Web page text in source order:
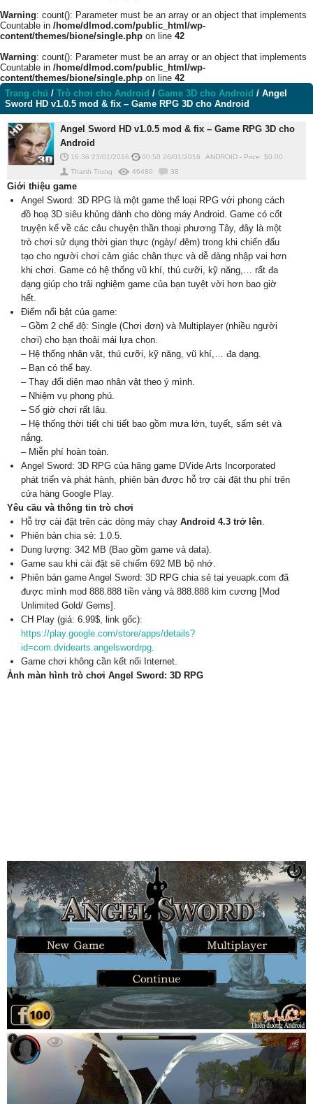
Warning: count(): Parameter must be an array or an object that implements
Countable in /home/dlmod.com/public_html/wp-
content/themes/bione/single.php on line 42
Warning: count(): Parameter must be an array or an object that implements
Countable in /home/dlmod.com/public_html/wp-
content/themes/bione/single.php on line 42
Trang chủ / Trò chơi cho Android / Game 3D cho Android / Angel
Sword HD v1.0.5 mod & fix – Game RPG 3D cho Android
Angel Sword HD v1.0.5 mod & fix – Game RPG 3D cho
Android
16:36 23/01/2016 00:50 26/01/2016 ANDROID - Price: $0.00
Thanh Trung
46480 38
Giới thiệu game
Angel Sword: 3D RPG là một game thể loại RPG với phong cách
đồ hoạ 3D siêu khủng dành cho dòng máy Android. Game có cốt
truyện kể về các câu chuyện thần thoại phương Tây, đây là một
trò chơi sử dụng thời gian thực (ngày/ đêm) trong khi chiến đấu
tạo cho người chơi cảm giác chân thực và dễ dàng nhập vai hơn
khi chơi. Game có hệ thống vũ khí, thú cưỡi, kỹ năng,… rất đa
dạng giúp cho trải nghiệm game của bạn tuyệt vời hơn bao giờ
hết.
Điểm nổi bật của game:
– Gồm 2 chế độ: Single (Chơi đơn) và Multiplayer (nhiều người
chơi) cho bạn thoải mái lựa chọn.
– Hệ thống nhân vật, thú cưỡi, kỹ năng, vũ khí,… đa dạng.
– Bạn có thể bay.
– Thay đổi diện mạo nhân vật theo ý mình.
– Nhiệm vụ phong phú.
– Số giờ chơi rất lâu.
– Hệ thống thời tiết chi tiết bao gồm mưa lớn, tuyết, sấm sét và
nắng.
– Miễn phí hoàn toàn.
Angel Sword: 3D RPG của hãng game DVide Arts Incorporated
phát triển và phát hành, phiên bản được hỗ trợ cài đặt thu phí trên
cửa hàng Google Play.
Yêu cầu và thông tin trò chơi
Hỗ trợ cài đặt trên các dòng máy chạy Android 4.3 trở lên.
Phiên bản chia sẻ: 1.0.5.
Dung lượng: 342 MB (Bao gồm game và data).
Game sau khi cài đặt sẽ chiếm 692 MB bộ nhớ.
Phiên bản game Angel Sword: 3D RPG chia sẻ tại yeuapk.com đã
được mình mod 888.888 tiền vàng và 888.888 kim cương [Mod
Unlimited Gold/ Gems].
CH Play (giá: 6.99$, link gốc):
https://play.google.com/store/apps/details?
id=com.dvidearts.angelswordrpg.
Game chơi không cần kết nối Internet.
Ảnh màn hình trò chơi Angel Sword: 3D RPG